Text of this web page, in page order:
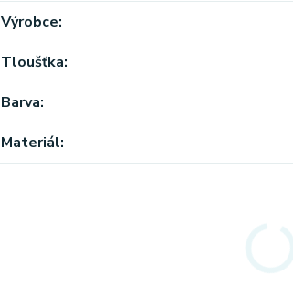
Výrobce
Tloušťka
Barva
Materiál